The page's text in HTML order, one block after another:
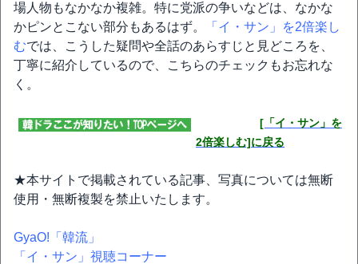
場人物もなかなか複雑。特に党派の争いなどは、なかな
かピンとこない部分もあるはず。
「イ・サン」を2倍楽し
むでは、こうした疑問や全話のあらすじと見どころを、
丁寧に紹介しているので、こちらのチェックもお忘れな
く。
[「イ・サン」を
2倍楽しむ]に戻る
★本サイトで掲載されている記事、写真については無断
使用・無断複製を禁止いたします。
GyaO!「韓流」
「イ・サン」視聴コーナー